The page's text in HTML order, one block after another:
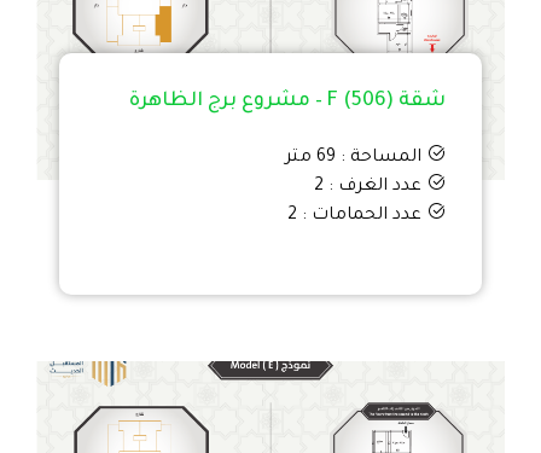
شقة F (506) – مشروع برج الظاهرة
المساحة : 69 متر
عدد الغرف : 2
عدد الحمامات : 2